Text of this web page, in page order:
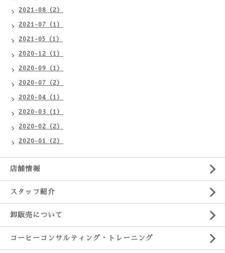
2021-08（2）
2021-07（1）
2021-05（1）
2020-12（1）
2020-09（1）
2020-07（2）
2020-04（1）
2020-03（1）
2020-02（2）
2020-01（2）
店舗情報
スタッフ紹介
卸販売について
コーヒーコンサルティング・トレーニング